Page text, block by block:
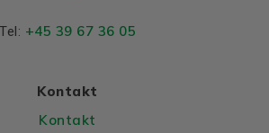
Tel: +45 39 67 36 05
Kontakt
Kontakt